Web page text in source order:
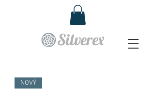
Silverex
NOVÝ